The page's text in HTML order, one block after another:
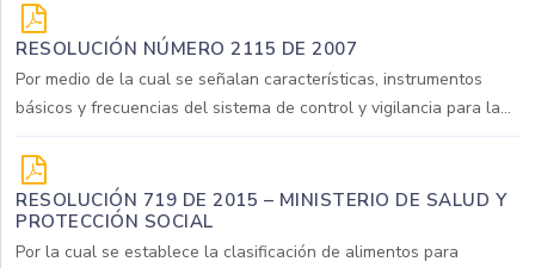
RESOLUCIÓN NÚMERO 2115 DE 2007
Por medio de la cual se señalan características, instrumentos
básicos y frecuencias del sistema de control y vigilancia para la...
RESOLUCIÓN 719 DE 2015 – MINISTERIO DE SALUD Y
PROTECCIÓN SOCIAL
Por la cual se establece la clasificación de alimentos para